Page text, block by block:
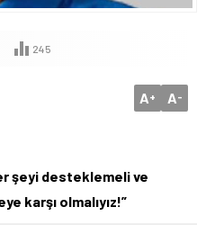
245
A+ A-
şeyi desteklemeli ve
karşı olmalıyız!”